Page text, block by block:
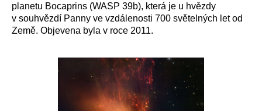
planetu Bocaprins (WASP 39b), která je u hvězdy
v souhvězdí Panny ve vzdálenosti 700 světelných let od
Země. Objevena byla v roce 2011.